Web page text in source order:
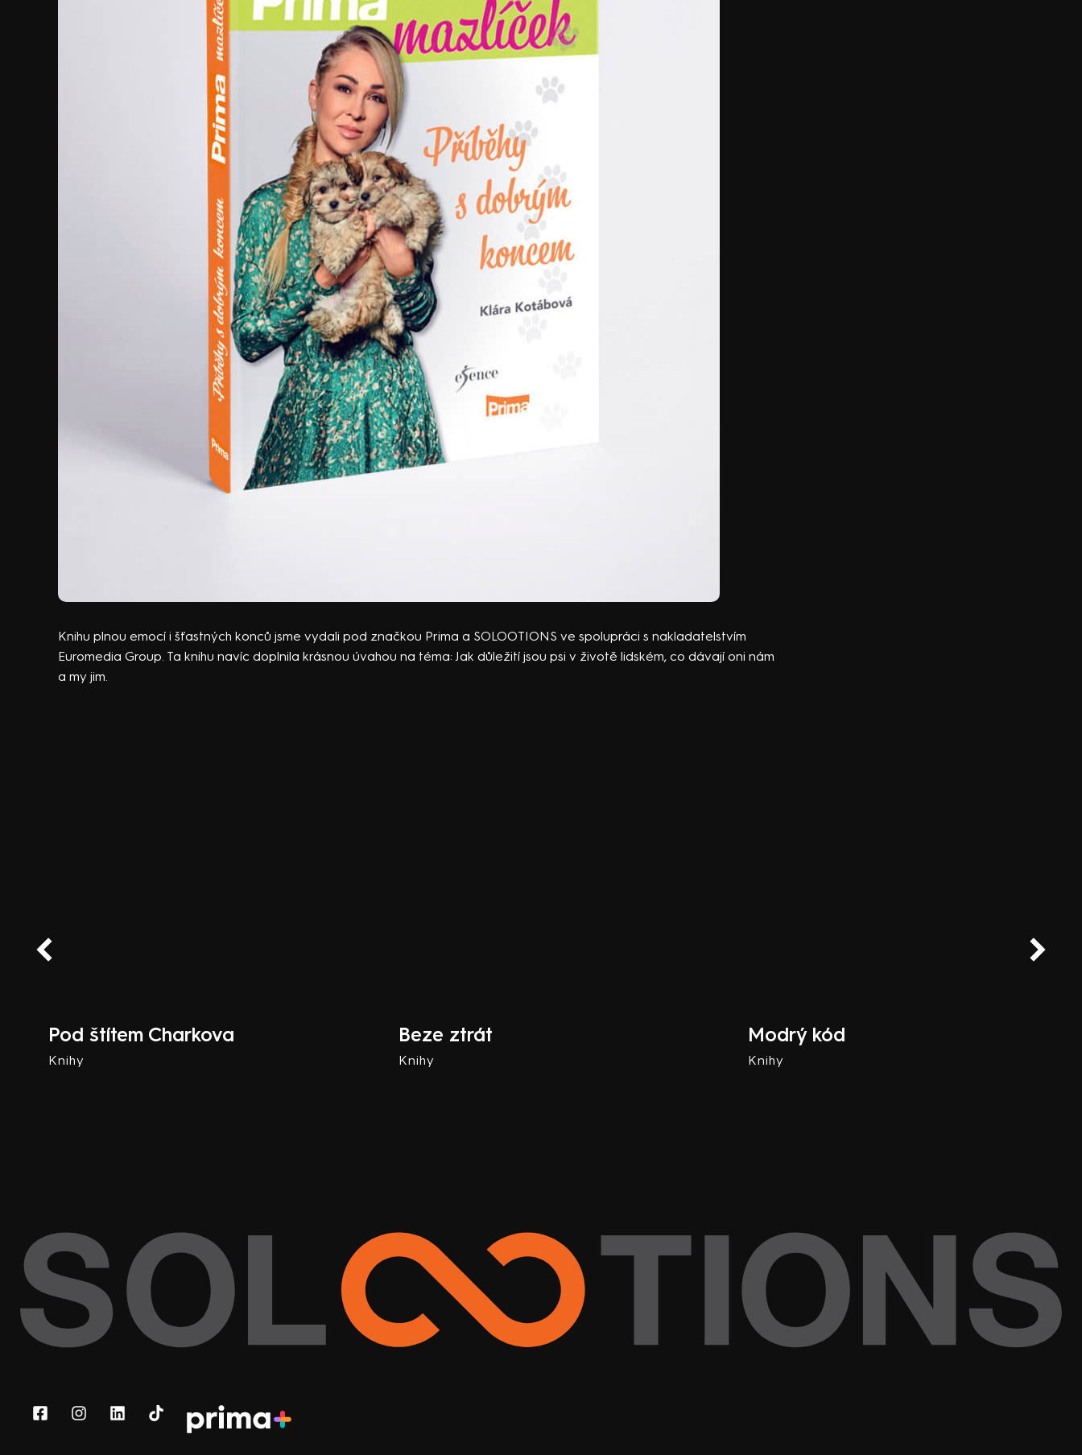
Knihu plnou emocí i šťastných konců jsme vydali pod značkou Prima a SOLOOTIONS ve spolupráci s nakladatelstvím
Euromedia Group. Ta knihu navíc doplnila krásnou úvahou na téma: Jak důležití jsou psi v životě lidském, co dávají oni nám
a my jim.
Pod štítem Charkova
Knihy
Beze ztrát
Knihy
Modrý kód
Knihy